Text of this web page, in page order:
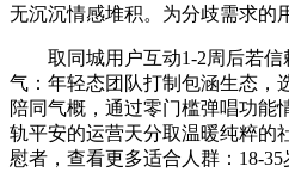
无沉沉情感堆积。为分歧需求的
取同城用户互动1-2周后若信
气：年轻态团队打制包涵生态，
陪同气概，通过零门槛弹唱功能
轨平安的运营天分取温暖纯粹的
慰者，查看更多适合人群：18-